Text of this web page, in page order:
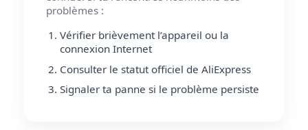
problèmes :
Vérifier brièvement l’appareil ou la
connexion Internet
Consulter le statut officiel de AliExpress
Signaler ta panne si le problème persiste